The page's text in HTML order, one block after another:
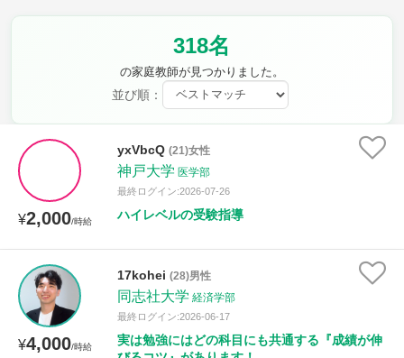
318名
の家庭教師が見つかりました。
並び順：
¥2,000/時給
yxVbcQ (21)女性
神戸大学 医学部
最終ログイン:2026-07-26
ハイレベルの受験指導
¥4,000/時給
17kohei (28)男性
同志社大学 経済学部
最終ログイン:2026-06-17
実は勉強にはどの科目にも共通する『成績が伸
教科
理科
保健・体育 図画工作 書写
時給：¥1,000 ～ ¥10,000
授業可能日
土曜日 日曜日
所属大学